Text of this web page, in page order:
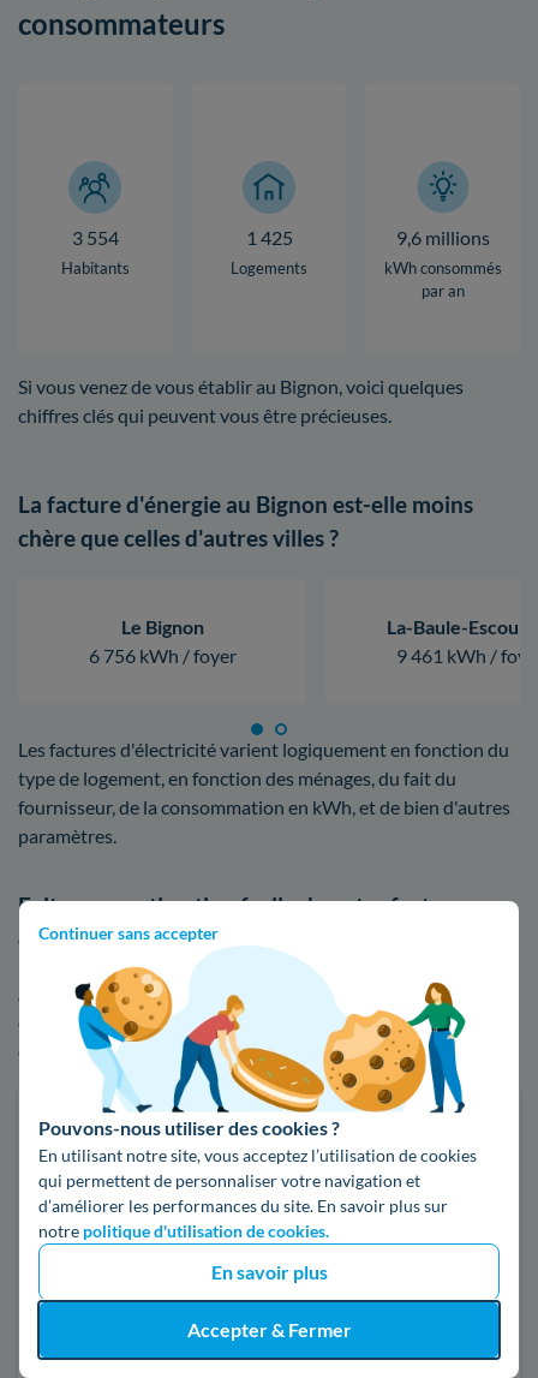
Continuer sans accepter
Pouvons-nous utiliser des cookies ?
En utilisant notre site, vous acceptez l’utilisation de cookies
qui permettent de personnaliser votre navigation et
d’améliorer les performances du site. En savoir plus sur
notre politique d'utilisation de cookies.
En savoir plus
Accepter & Fermer
consommateurs
3 554
Habitants
1 425
Logements
9,6 millions
kWh consommés
par an
Si vous venez de vous établir au Bignon, voici quelques
chiffres clés qui peuvent vous être précieuses.
La facture d'énergie au Bignon est-elle moins
chère que celles d'autres villes ?
Le Bignon
6 756 kWh / foyer
La-Baule-
9 461 kWh /
Les factures d'électricité varient logiquement en fonction du
type de logement, en fonction des ménages, du fait du
fournisseur, de la consommation en kWh, et de bien d'autres
paramètres.
Faites une estimation facile de votre facture
d'énergie au Bignon
Afin de noter les différences de tarifs entre EDF et ses
concurrents, n'hésitez pas à utiliser notre comparateur
d'offres d'électricité ou de gaz :
Faites des économies sur vos factures d'énergie
Je compare